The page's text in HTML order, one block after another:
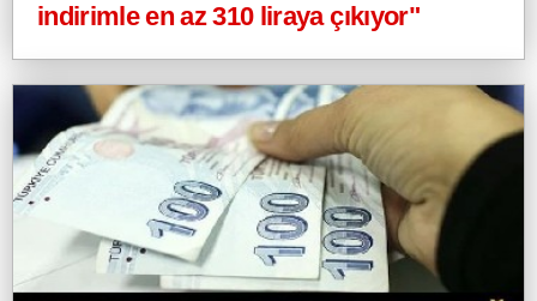
indirimle en az 310 liraya çıkıyor"